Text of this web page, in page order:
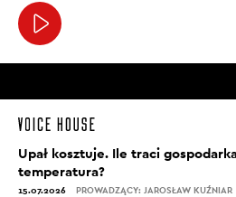
Upał kosztuje. Ile traci
temperatura?
15.07.2026 PROWADZĄCY: JAROSŁAW KUŹNIAR